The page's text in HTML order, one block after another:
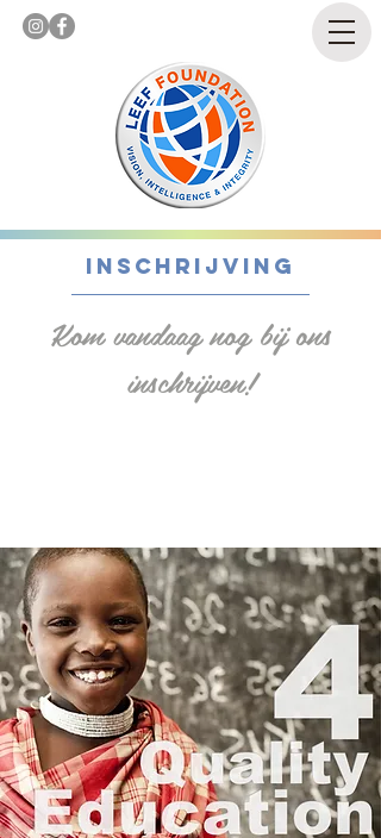
Inschrijving
Kom vandaag nog bij ons
inschrijven!